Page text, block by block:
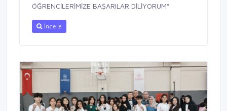
ÖĞRENCİLERİMİZE BAŞARILAR DİLİYORUM”
İncele